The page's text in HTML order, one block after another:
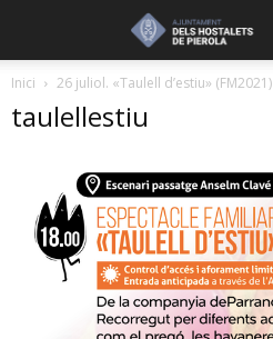
Inici 26 juliol. «Taulell d’estiu» (FM2021)
taulellestiu